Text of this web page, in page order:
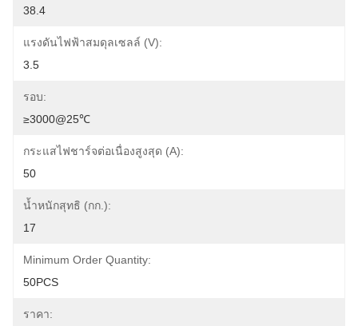
38.4
แรงดันไฟฟ้าสมดุลเซลล์ (V):
3.5
รอบ:
≥3000@25℃
กระแสไฟชาร์จต่อเนื่องสูงสุด (A):
50
น้ำหนักสุทธิ (กก.):
17
Minimum Order Quantity:
50PCS
ราคา: